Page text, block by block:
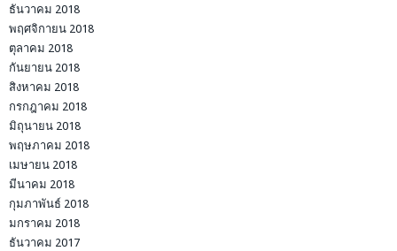
ธันวาคม 2018
พฤศจิกายน 2018
ตุลาคม 2018
กันยายน 2018
สิงหาคม 2018
กรกฎาคม 2018
มิถุนายน 2018
พฤษภาคม 2018
เมษายน 2018
มีนาคม 2018
กุมภาพันธ์ 2018
มกราคม 2018
ธันวาคม 2017